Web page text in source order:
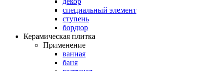
специальный элемент
ступень
бордюр
Керамическая плитка
Применение
ванная
баня